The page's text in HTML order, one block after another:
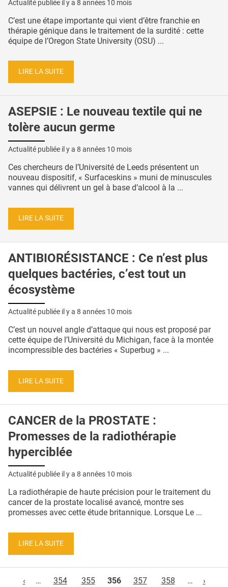
Actualité publiée il y a 8 années 10 mois
C’est une étape importante qui vient d’être franchie en
thérapie génique dans le traitement de la surdité : cette
équipe de l’Oregon State University (OSU) ...
LIRE LA SUITE
ASEPSIE : Le nouveau textile qui ne
tolère aucun germe
Actualité publiée il y a 8 années 10 mois
Ces chercheurs de l’Université de Leeds présentent un
nouveau dispositif, « Surfaceskins » muni de minuscules
vannes qui délivrent un gel à base d’alcool à la ...
LIRE LA SUITE
ANTIBIORÉSISTANCE : Ce n’est plus
quelques bactéries, c’est tout un
écosystème
Actualité publiée il y a 8 années 10 mois
C’est un nouvel angle d’attaque qui nous est proposé par
cette équipe de l’Université du Michigan, face à la montée
incompressible des bactéries « Superbug » ...
LIRE LA SUITE
CANCER de la PROSTATE :
Promesses de la radiothérapie
hyperciblée
Actualité publiée il y a 8 années 10 mois
La radiothérapie de haute précision pour le traitement du
cancer de la prostate localisé avancé, montre ses
promesses avec cette étude britannique. Lorsque Le ...
LIRE LA SUITE
‹
… 354 355 356 357 358 … ›